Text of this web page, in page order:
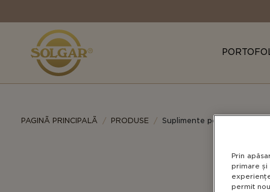
NAVIGATION
PAGINÃ PRINCIPALÃ PRODUSE Suplimente pentru
Prin
primare și
permit